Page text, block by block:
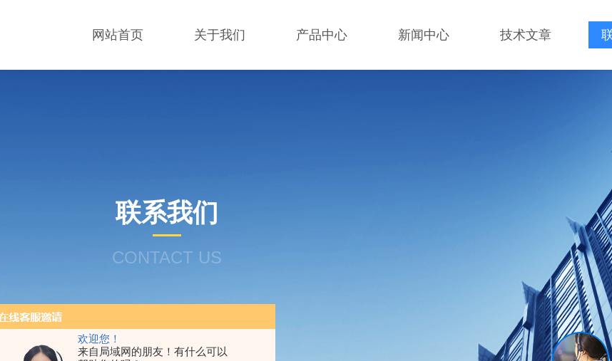
欢迎您！
来自局域网的朋友！有什么可以
网站首页 关于我们 产品中心 新闻中心 技术文章
联系我们
CONTACT US